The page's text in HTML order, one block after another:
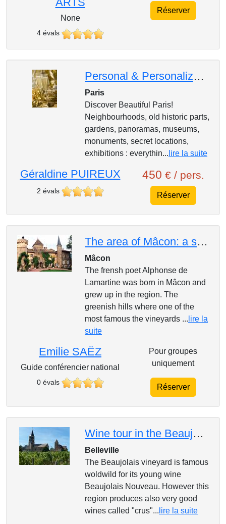
None
4 évals
Réserver
Personal & Personalized Guiding Tour of Paris : from 1 to 4 persons
Paris
Discover Beautiful Paris!
Neighbourhoods, old historic parts,
gardens, panoramas, museums,
monuments, secret locations,
exhibitions : everythin... lire la suite
Géraldine PUIREUX
2 évals
450 € / pers.
Réserver
The area of Mâcon: a so romantic landscape!
Mâcon
The frensh poet Alphonse de
Lamartine was born in Mâcon and
grew up in the region. The
greenish hills where one of the
most famous the vineyards ... lire la
suite
Emilie SAËZ
Guide conférencier national
0 évals
Pour groupes
uniquement
Réserver
Wine tour in the Beaujolais
Belleville
The Beaujolais vineyard is famous
woldwild for its young wine
Beaujolais Nouveau. However this
region produces also very good
wines called "crus"... lire la suite